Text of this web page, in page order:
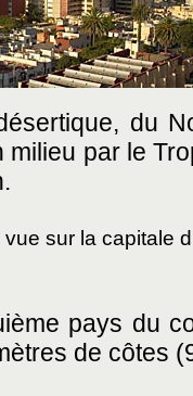
du
par le
sur la capitale
pays du
de côtes